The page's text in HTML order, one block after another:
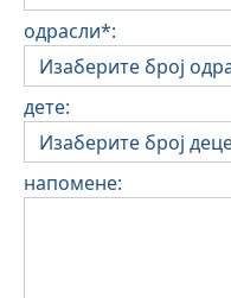
одрасли*:
дете:
напомене: